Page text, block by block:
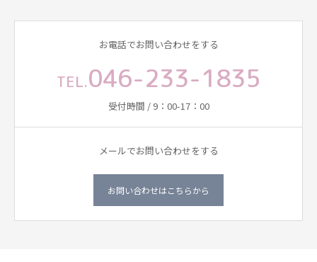
お電話でお問い合わせをする
TEL.046-233-1835
受付時間 / 9：00-17：00
メールでお問い合わせをする
お問い合わせはこちらから